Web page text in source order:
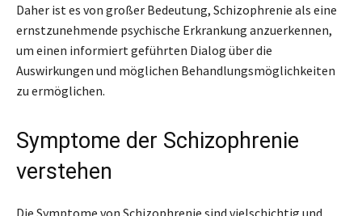
Daher ist es von großer Bedeutung, Schizophrenie als eine
ernstzunehmende psychische Erkrankung anzuerkennen,
um einen informiert geführten Dialog über die
Auswirkungen und möglichen Behandlungsmöglichkeiten
zu ermöglichen.
Symptome der Schizophrenie
verstehen
Die Symptome von Schizophrenie sind vielschichtig und